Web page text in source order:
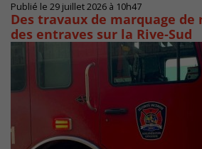
Publié le 29 juillet 2026 à 10h47
Des travaux de marquage
des entraves sur la Rive-Sud